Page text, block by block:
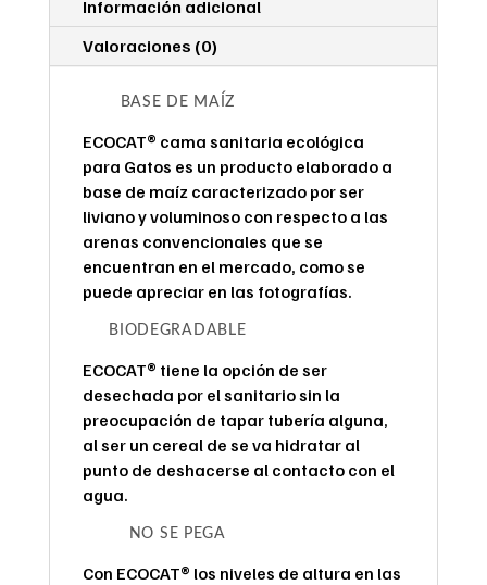
Información adicional
Valoraciones (0)
BASE DE MAÍZ
ECOCAT® cama sanitaria ecológica
para Gatos es un producto elaborado a
base de maíz caracterizado por ser
liviano y voluminoso con respecto a las
arenas convencionales que se
encuentran en el mercado, como se
puede apreciar en las fotografías.
BIODEGRADABLE
ECOCAT® tiene la opción de ser
desechada por el sanitario sin la
preocupación de tapar tubería alguna,
al ser un cereal de se va hidratar al
punto de deshacerse al contacto con el
agua.
NO SE PEGA
Con ECOCAT® los niveles de altura en las